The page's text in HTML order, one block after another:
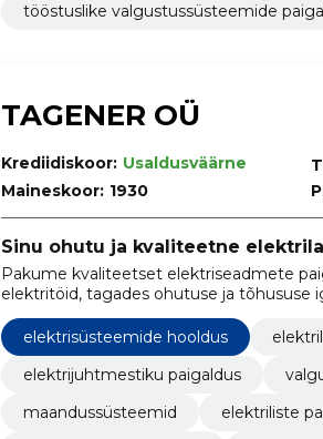
tööstuslike valgustussüsteemide
TAGENER OÜ
Krediidiskoor: Usaldusväärne
Maineskoor: 1930
Sinu ohutu ja kvaliteetne
Pakume kvaliteetset elektriseadmete
elektritöid, tagades ohutuse ja tõhususe
elektrisüsteemide hooldus
elektrijuhtmestiku paigaldus
maandussüsteemid
elektriliste